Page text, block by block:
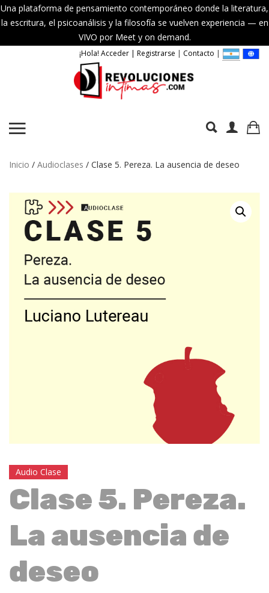
Una plataforma de pensamiento contemporáneo donde la literatura,
la escritura, el psicoanálisis y la filosofía se vuelven experiencia — en
VIVO por Meet y on demand.
¡Hola! Acceder | Registrarse | Contacto |
Inicio / Audioclases / Clase 5. Pereza. La ausencia de deseo
Audio Clase
Clase 5. Pereza.
La ausencia de
deseo